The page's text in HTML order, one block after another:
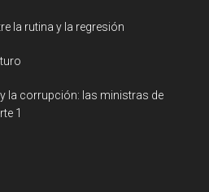
la rutina y la regresión
la corrupción: las ministras de
1